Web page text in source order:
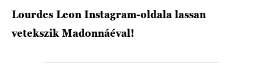
Lourdes Leon Instagram-oldala lassan
vetekszik Madonnáéval!